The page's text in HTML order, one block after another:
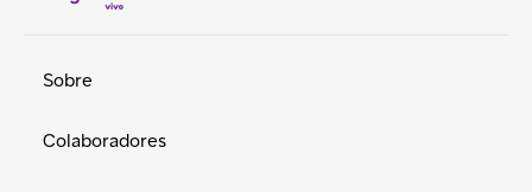
Sobre
Colaboradores